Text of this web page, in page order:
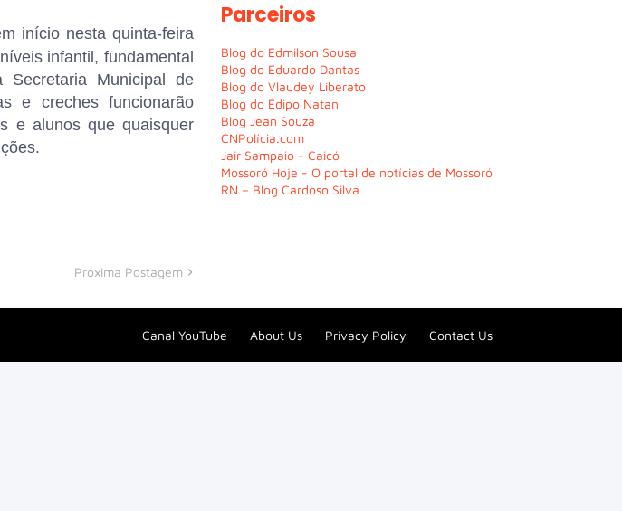
início nesta quinta-feira
infantil, fundamental
Municipal de
e creches funcionarão
e alunos que quaisquer
Próxima Postagem
Parceiros
Blog do Edmilson Sousa
Blog do Eduardo Dantas
Blog do Vlaudey Liberato
Blog do Édipo Natan
Blog Jean Souza
CNPolícia.com
Jair Sampaio - Caicó
Mossoró Hoje - O portal de notícias de Mossoró
RN – Blog Cardoso Silva
Canal YouTube About Us Privacy Policy Contact Us